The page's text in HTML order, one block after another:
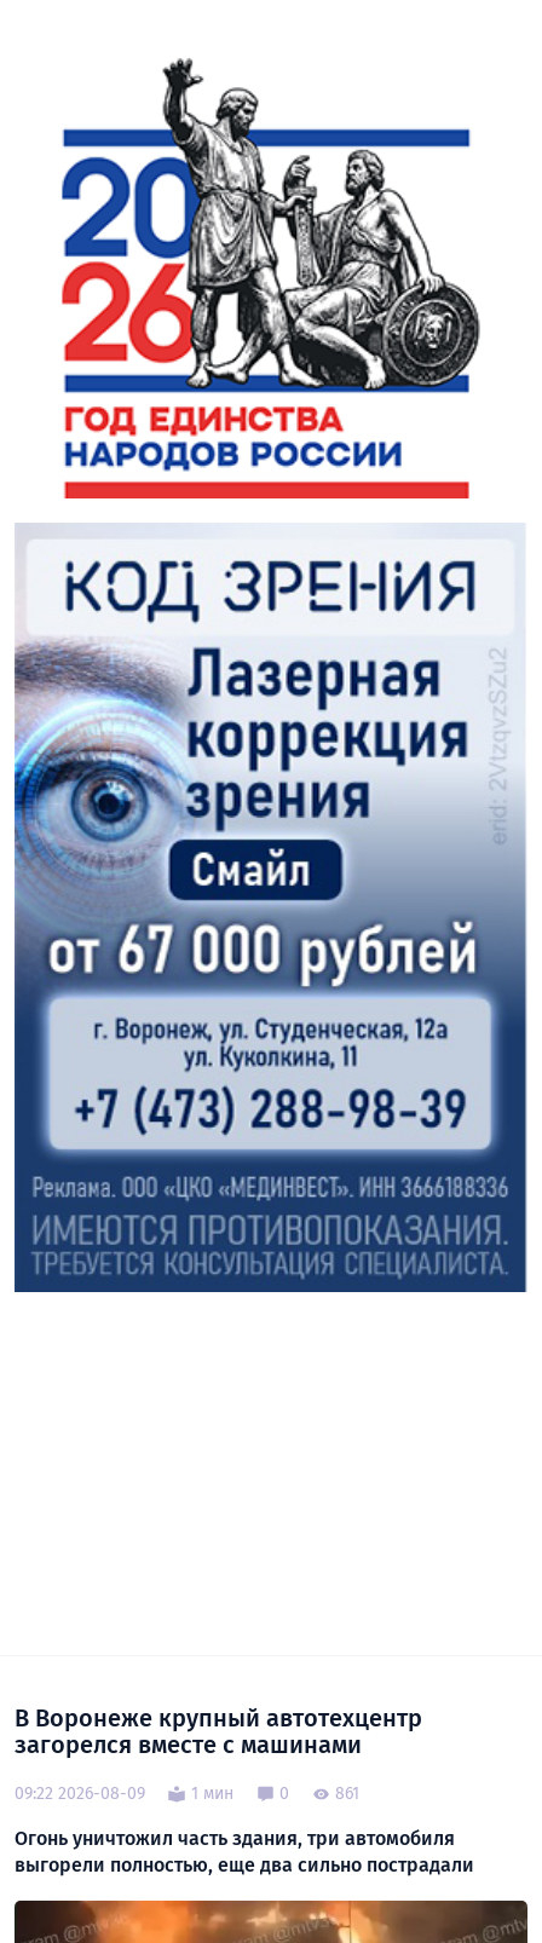
В Воронеже крупный автотехцентр
загорелся вместе с машинами
09:22 2026-08-09 1 мин 0 861
Огонь уничтожил часть здания, три автомобиля
выгорели полностью, еще два сильно пострадали